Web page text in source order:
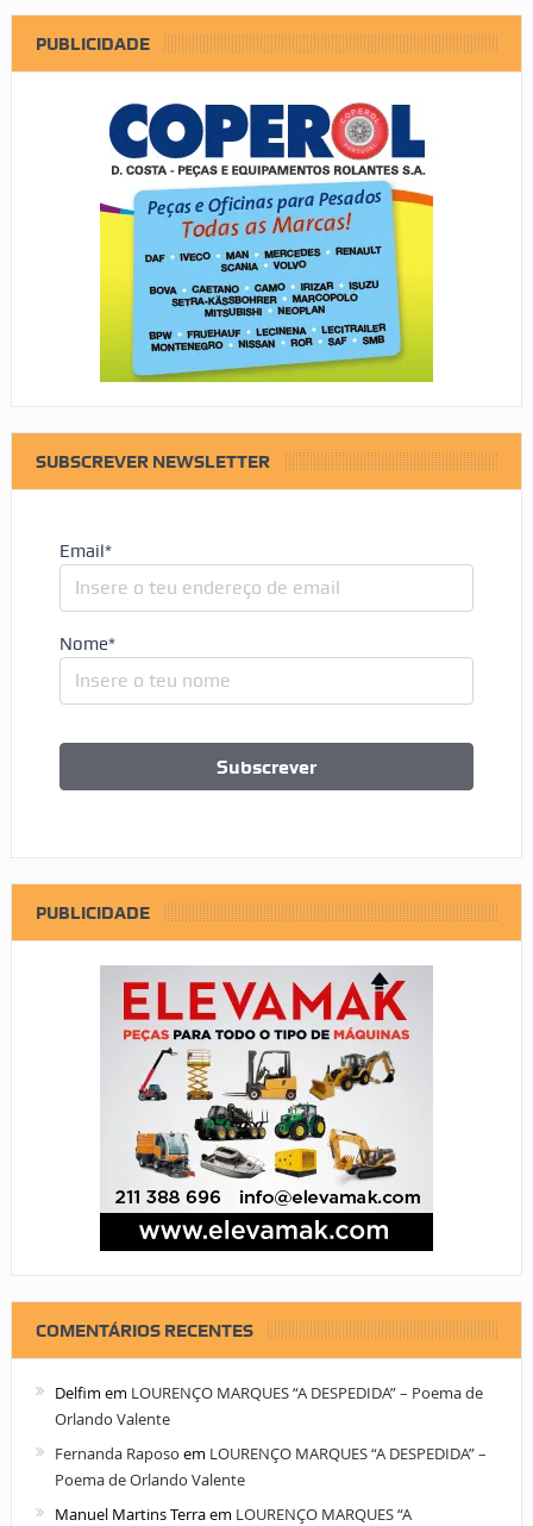
PUBLICIDADE
SUBSCREVER NEWSLETTER
Email*
Nome*
PUBLICIDADE
COMENTÁRIOS RECENTES
Delfim em LOURENÇO MARQUES “A DESPEDIDA” – Poema de
Orlando Valente
Fernanda Raposo em LOURENÇO MARQUES “A DESPEDIDA” –
Poema de Orlando Valente
Manuel Martins Terraem LOURENÇO MARQUES “A